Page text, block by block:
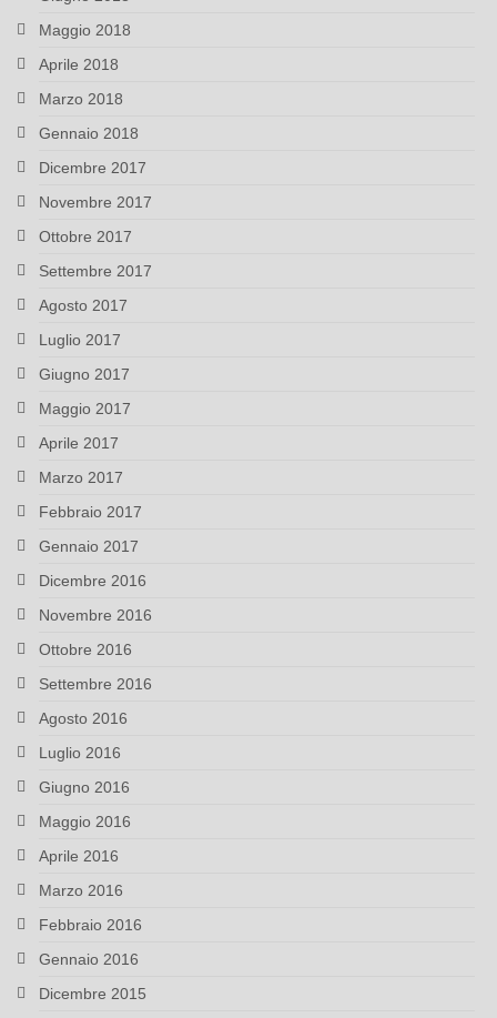
Maggio 2018
Aprile 2018
Marzo 2018
Gennaio 2018
Dicembre 2017
Novembre 2017
Ottobre 2017
Settembre 2017
Agosto 2017
Luglio 2017
Giugno 2017
Maggio 2017
Aprile 2017
Marzo 2017
Febbraio 2017
Gennaio 2017
Dicembre 2016
Novembre 2016
Ottobre 2016
Settembre 2016
Agosto 2016
Luglio 2016
Giugno 2016
Maggio 2016
Aprile 2016
Marzo 2016
Febbraio 2016
Gennaio 2016
Dicembre 2015